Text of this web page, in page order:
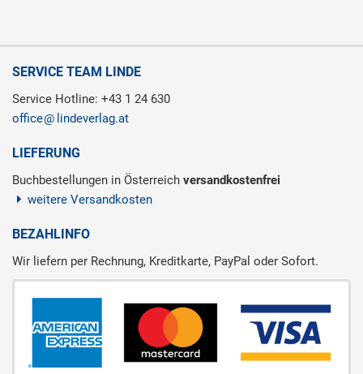
SERVICE TEAM LINDE
Service Hotline: +43 1 24 630
office
lindeverlag.at
LIEFERUNG
Buchbestellungen in Österreich versandkostenfrei
weitere Versandkosten
BEZAHLINFO
Wir liefern per Rechnung, Kreditkarte, PayPal oder Sofort.